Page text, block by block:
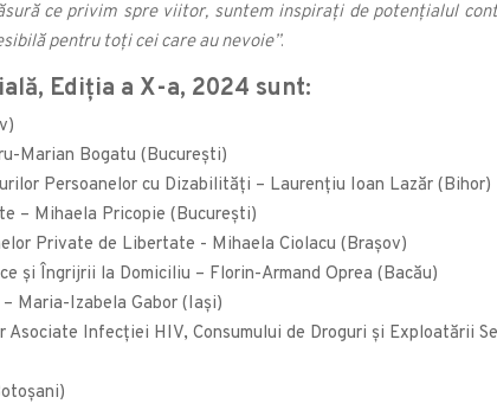
ce privim spre viitor, suntem inspirați de potențialul
pentru toți cei care au nevoie”.
Ediția a X-a, 2024 sunt:
Marian Bogatu (București)
Persoanelor cu Dizabilităţi – Laurențiu Ioan Lazăr (Bihor)
– Mihaela Pricopie (București)
Private de Libertate - Mihaela Ciolacu (Brașov)
şi Îngrijrii la Domiciliu – Florin-Armand Oprea (Bacău)
Maria-Izabela Gabor (Iași)
Infecției HIV, Consumului de Droguri și Exploatării